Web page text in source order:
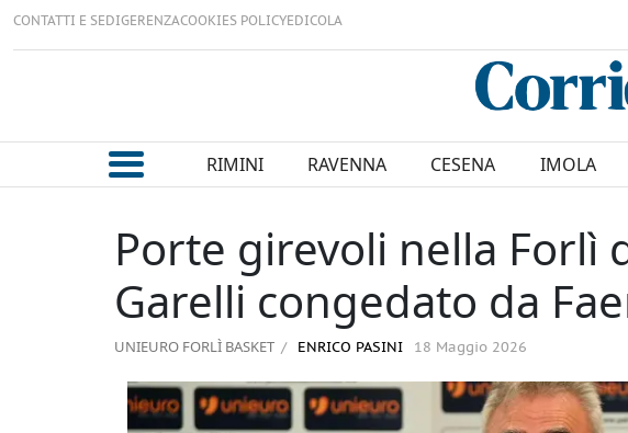
CONTATTI E SEDIGERENZACOOKIES POLICYEDICOLA
RIMINI RAVENNA CESENA IMOLA
Porte girevoli nella Forlì
Garelli congedato da
UNIEURO FORLÌ BASKET ENRICO PASINI 18 Maggio 2026